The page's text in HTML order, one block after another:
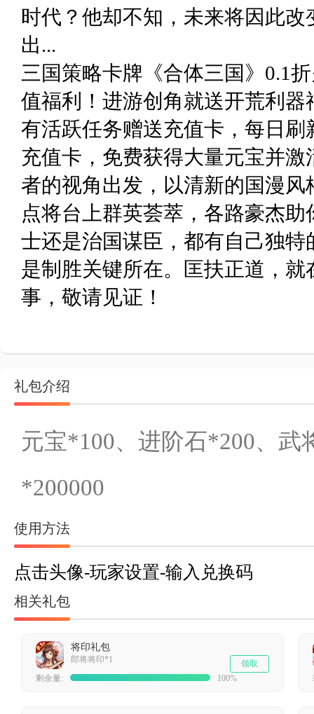
时代？他却不知，未来将因此
出...
三国策略卡牌《合体三国》0.1
值福利！进游创角就送开荒利
有活跃任务赠送充值卡，每日
充值卡，免费获得大量元宝并
者的视角出发，以清新的国漫
点将台上群英荟萃，各路豪杰
士还是治国谋臣，都有自己独
是制胜关键所在。匡扶正道，
事，敬请见证！
礼包介绍
元宝*100、进阶石*200、武
*200000
使用方法
点击头像-玩家设置-输入兑换码
相关礼包
将印礼包
郎将将印*1
剩余量:
100%
领取